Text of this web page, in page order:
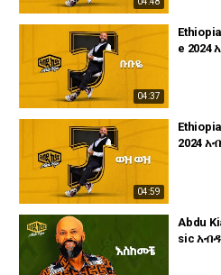
04:37
e 2024
04:59
2024
Abdu
sic